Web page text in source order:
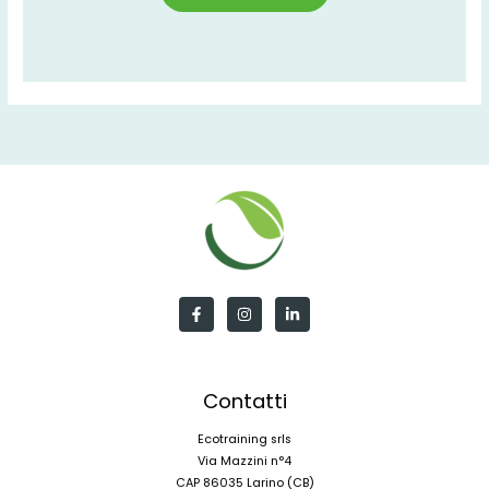
Contatti
Ecotraining srls
Via Mazzini n°4
CAP 86035 Larino (CB)